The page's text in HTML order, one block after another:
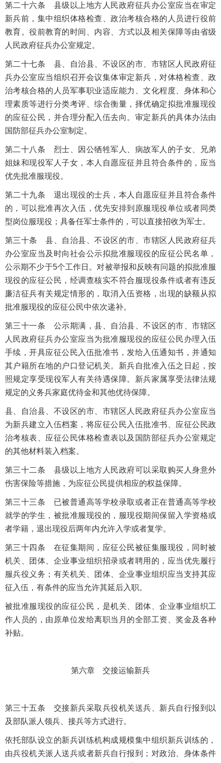
第二十六条 县级以上地方人民政府征兵办公室应当在审定
新兵前，集中组织体格检查、政治考核合格的人员进行役前
教育。役前教育的时间、内容、方式以及相关保障等由省级
人民政府征兵办公室规定。
第二十七条 县、自治县、不设区的市、市辖区人民政府征
兵办公室应当组织召开会议集体审定新兵，对体格检查、政
治考核合格的人员军事职业适应能力、文化程度、身体和心
理素质等进行分类考评、综合衡量，择优确定拟批准服现役
的应征公民，并合理分配入伍去向。审定新兵的具体办法由
国防部征兵办公室制定。
第二十八条 烈士、因公牺牲军人、病故军人的子女、兄弟
姐妹和现役军人子女，本人自愿应征并且符合条件的，应当
优先批准服现役。
第二十九条 退出现役的士兵，本人自愿应征并且符合条件
的，可以批准再次入伍，优先安排到原服现役单位或者同类
型岗位服现役；具备任军士条件的，可以直接招收为军士。
第三十条 县、自治县、不设区的市、市辖区人民政府征兵
办公室应当及时向社会公示拟批准服现役的应征公民名单，
公示期不少于5个工作日。对被举报和反映有问题的拟批准服
现役的应征公民，经调查核实不符合服现役条件或者有违反
廉洁征兵有关规定情形的，取消入伍资格，出现的缺额从拟
批准服现役的应征公民中依次递补。
第三十一条 公示期满，县、自治县、不设区的市、市辖区
人民政府征兵办公室应当为批准服现役的应征公民办理入伍
手续，开具应征公民入伍批准书，发给入伍通知书，并通知
其户籍所在地的户口登记机关。新兵自批准入伍之日起，按
照规定享受现役军人有关待遇保障。新兵家属享受法律法规
规定的义务兵家庭优待金和其他优待保障。
县、自治县、不设区的市、市辖区人民政府征兵办公室应当
为新兵建立入伍档案，将应征公民入伍批准书、应征公民政
治考核表、应征公民体格检查表以及国防部征兵办公室规定
的其他材料装入档案。
第三十二条 县级以上地方人民政府可以采取购买人身意外
伤害保险等措施，为应征公民提供相应的权益保障。
第三十三条 已被普通高等学校录取或者正在普通高等学校
就学的学生，被批准服现役的，服现役期间保留入学资格或
者学籍，退出现役后两年内允许入学或者复学。
第三十四条 在征集期间，应征公民被征集服现役，同时被
机关、团体、企业事业组织招录或者聘用的，应当优先履行
服兵役义务；有关机关、团体、企业事业组织应当支持其应
征入伍，有条件的应当允许其延后入职。
被批准服现役的应征公民，是机关、团体、企业事业组织工
作人员的，由原单位发给离职当月的全部工资、奖金及各种
补贴。
第六章 交接运输新兵
第三十五条 交接新兵采取兵役机关送兵、新兵自行报到以
及部队派人领兵、接兵等方式进行。
依托部队设立的新兵训练机构成规模集中组织新兵训练的，
由兵役机关派人送兵或者新兵自行报到；对政治、身体条件